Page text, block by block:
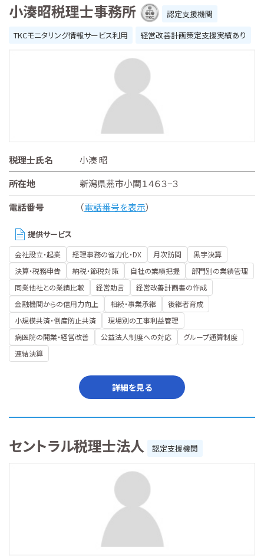
小湊昭税理士事務所
認定支援機関
TKCモニタリング情報サービス利用
経営改善計画策定支援実績あり
税理士氏名
小湊 昭
所在地
新潟県燕市小関１４６３−３
電話番号
（電話番号を表示）
提供サービス
会社設立・起業 経理事務の省力化・DX 月次訪問
黒字決算
決算・税務申告
納税・節税対策 自社の業績把握
部門別の業績管理
同業他社との業績比較
経営助言
経営改善計画書の作成
金融機関からの信用力向上
相続・事業承継
後継者育成
小規模共済・倒産防止共済
現場別の工事利益管理
病医院の開業・経営改善
公益法人制度への対応
グループ通算制度
連結決算
詳細を見る
セントラル税理士法人 認定支援機関